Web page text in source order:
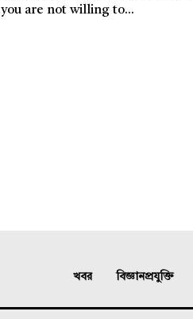
you are not willing to...
খবর বিজ্ঞানপ্রযুক্তি